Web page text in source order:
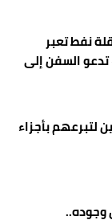
نفط تعبر
تدعو السفن إلى
3 مواطنين لتبرعهم بأجزاء